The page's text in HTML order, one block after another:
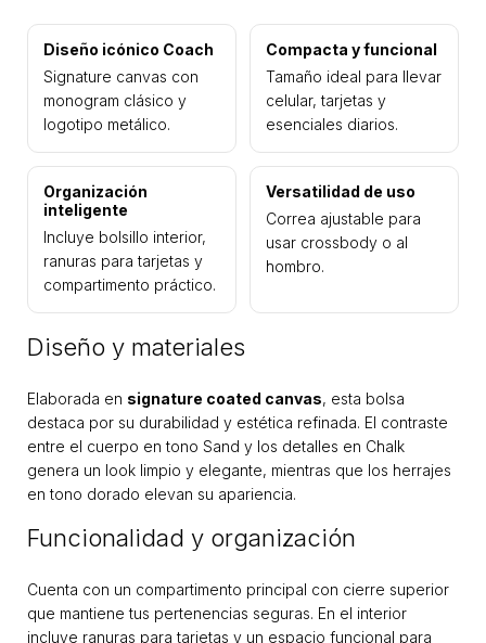
Diseño icónico Coach
Signature canvas con
monogram clásico y
logotipo metálico.
Compacta y funcional
Tamaño ideal para llevar
celular, tarjetas y
esenciales diarios.
Organización
inteligente
Incluye bolsillo interior,
ranuras para tarjetas y
compartimento práctico.
Versatilidad de uso
Correa ajustable para
usar crossbody o al
hombro.
Diseño y materiales
Elaborada en signature coated canvas, esta bolsa
destaca por su durabilidad y estética refinada. El contraste
entre el cuerpo en tono Sand y los detalles en Chalk
genera un look limpio y elegante, mientras que los herrajes
en tono dorado elevan su apariencia.
Funcionalidad y organización
Cuenta con un compartimento principal con cierre superior
que mantiene tus pertenencias seguras. En el interior
incluye ranuras para tarjetas y un espacio funcional para